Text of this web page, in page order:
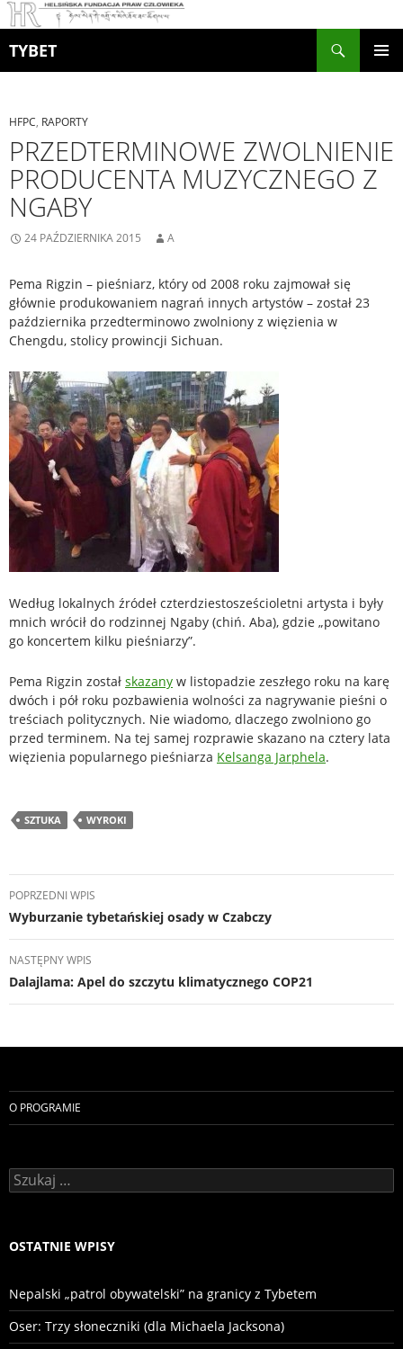
TYBET
HFPC, RAPORTY
PRZEDTERMINOWE ZWOLNIENIE
PRODUCENTA MUZYCZNEGO Z
NGABY
24 PAŹDZIERNIKA 2015 A
Pema Rigzin – pieśniarz, który od 2008 roku zajmował się
głównie produkowaniem nagrań innych artystów – został 23
października przedterminowo zwolniony z więzienia w
Chengdu, stolicy prowincji Sichuan.
Według lokalnych źródeł czterdziestosześcioletni artysta i były
mnich wrócił do rodzinnej Ngaby (chiń. Aba), gdzie „powitano
go koncertem kilku pieśniarzy”.
Pema Rigzin został skazany w listopadzie zeszłego roku na karę
dwóch i pół roku pozbawienia wolności za nagrywanie pieśni o
treściach politycznych. Nie wiadomo, dlaczego zwolniono go
przed terminem. Na tej samej rozprawie skazano na cztery lata
więzienia popularnego pieśniarza Kelsanga Jarphela.
SZTUKA WYROKI
Nawigacja
wpisu
POPRZEDNI WPIS
Wyburzanie tybetańskiej osady w Czabczy
NASTĘPNY WPIS
Dalajlama: Apel do szczytu klimatycznego COP21
O PROGRAMIE
Szukaj:
OSTATNIE WPISY
Nepalski „patrol obywatelski” na granicy z Tybetem
Oser: Trzy słoneczniki (dla Michaela Jacksona)